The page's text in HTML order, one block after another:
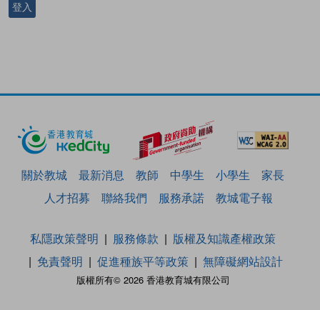
登入
關於教城 最新消息 教師 中學生 小學生
家長
人才招募
聯絡我們 服務承諾 教城電子報
版權所有© 2026 香港教育城有限公司
私隱政策聲明 服務條款
版權及知識產權政策
免責聲明
促進種族平等政策 無障礙網站設計